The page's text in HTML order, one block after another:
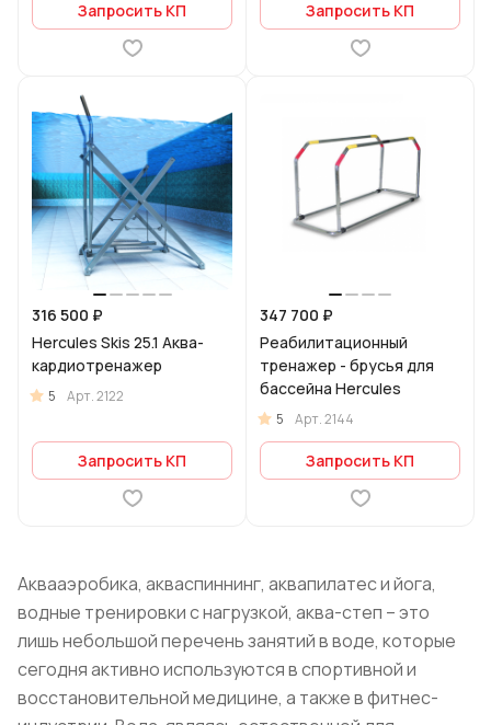
Запросить КП Запросить КП
316 500 ₽
Hercules Skis 25.1 Аква-
кардиотренажер
5 Арт.2122
Запросить КП
347 700 ₽
Реабилитационный
тренажер - брусья для
бассейна Hercules
5 Арт.2144
Запросить КП
Аквааэробика, акваспиннинг, аквапилатес и йога,
водные тренировки с нагрузкой, аква-степ – это
лишь небольшой перечень занятий в воде, которые
сегодня активно используются в спортивной и
восстановительной медицине, а также в фитнес-